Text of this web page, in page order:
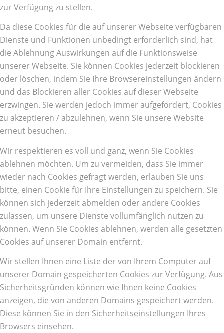
zur Verfügung zu stellen.
Da diese Cookies für die auf unserer Webseite verfügbaren
Dienste und Funktionen unbedingt erforderlich sind, hat
die Ablehnung Auswirkungen auf die Funktionsweise
unserer Webseite. Sie können Cookies jederzeit blockieren
oder löschen, indem Sie Ihre Browsereinstellungen ändern
und das Blockieren aller Cookies auf dieser Webseite
erzwingen. Sie werden jedoch immer aufgefordert, Cookies
zu akzeptieren / abzulehnen, wenn Sie unsere Website
erneut besuchen.
Wir respektieren es voll und ganz, wenn Sie Cookies
ablehnen möchten. Um zu vermeiden, dass Sie immer
wieder nach Cookies gefragt werden, erlauben Sie uns
bitte, einen Cookie für Ihre Einstellungen zu speichern. Sie
können sich jederzeit abmelden oder andere Cookies
zulassen, um unsere Dienste vollumfänglich nutzen zu
können. Wenn Sie Cookies ablehnen, werden alle gesetzten
Cookies auf unserer Domain entfernt.
Wir stellen Ihnen eine Liste der von Ihrem Computer auf
unserer Domain gespeicherten Cookies zur Verfügung. Aus
Sicherheitsgründen können wie Ihnen keine Cookies
anzeigen, die von anderen Domains gespeichert werden.
Diese können Sie in den Sicherheitseinstellungen Ihres
Browsers einsehen.